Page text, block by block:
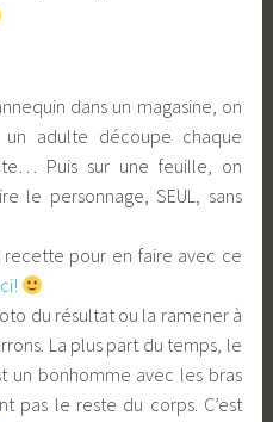
dans un magasine, on
adulte découpe chaque
Puis sur une feuille, on
le personnage, SEUL, sans
recette pour en faire avec ce
du résultat ou la ramener à
La plus part du temps, le
un bonhomme avec les bras
pas le reste du corps. C’est